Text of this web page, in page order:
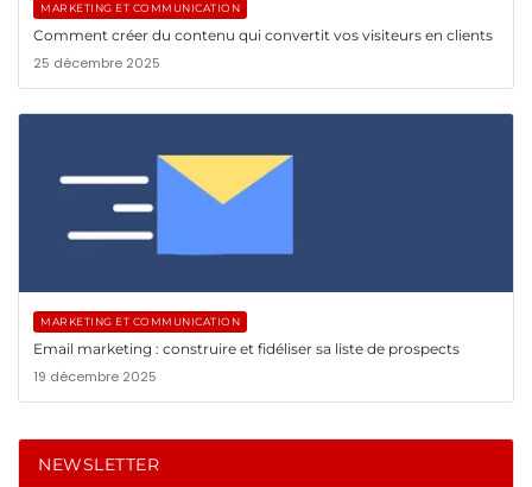
MARKETING ET COMMUNICATION
Comment créer du contenu qui convertit vos visiteurs en clients
25 décembre 2025
MARKETING ET COMMUNICATION
Email marketing : construire et fidéliser sa liste de prospects
19 décembre 2025
NEWSLETTER